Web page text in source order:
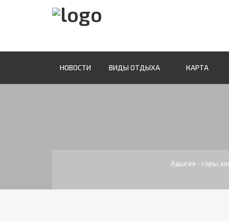
НОВОСТИ ВИДЫ ОТДЫХА КАРТА
Адыгея - горы